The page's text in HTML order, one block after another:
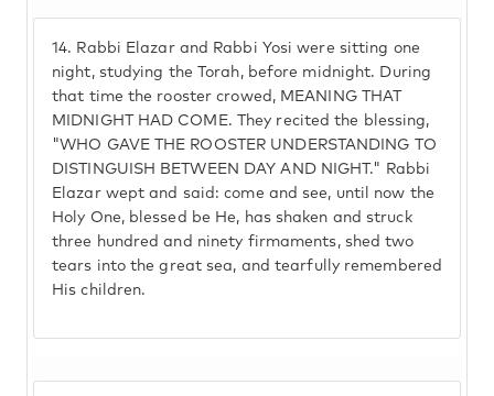
14. Rabbi Elazar and Rabbi Yosi were sitting one
night, studying the Torah, before midnight. During
that time the rooster crowed, MEANING THAT
MIDNIGHT HAD COME. They recited the blessing,
"WHO GAVE THE ROOSTER UNDERSTANDING TO
DISTINGUISH BETWEEN DAY AND NIGHT." Rabbi
Elazar wept and said: come and see, until now the
Holy One, blessed be He, has shaken and struck
three hundred and ninety firmaments, shed two
tears into the great sea, and tearfully remembered
His children.